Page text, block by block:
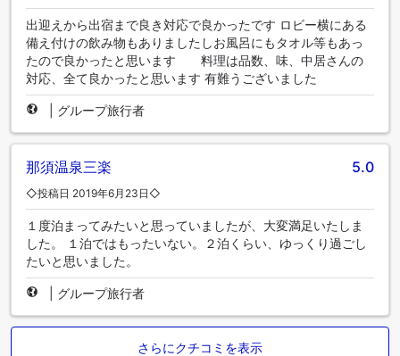
出迎えから出宿まで良き対応で良かったです ロビー横にある
備え付けの飲み物もありましたしお風呂にもタオル等もあっ
たので良かったと思います 料理は品数、味、中居さんの
対応、全て良かったと思います 有難うございました
グループ旅行者
那須温泉三楽 5.0
◇投稿日 2019年6月23日◇
１度泊まってみたいと思っていましたが、大変満足いたしま
した。 １泊ではもったいない。２泊くらい、ゆっくり過ごし
たいと思いました。
グループ旅行者
さらにクチコミを表示